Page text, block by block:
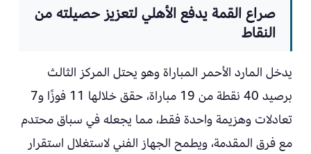
صراع القمة يدفع الأهلي لتعزيز حصيلته من
النقاط
يدخل المارد الأحمر المباراة وهو يحتل المركز الثالث
برصيد 40 نقطة من 19 مباراة، حقق خلالها 11 فوزًا و7
تعادلات وهزيمة واحدة فقط، مما يجعله في سباق محتدم
مع فرق المقدمة، ويطمح الجهاز الفني لاستغلال استقرار